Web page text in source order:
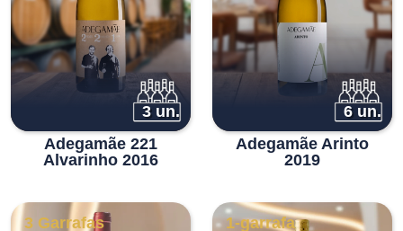
3 un.
Adegamãe 221
Alvarinho 2016
6 un.
Adegamãe Arinto
2019
3 Garrafas
1-garrafa